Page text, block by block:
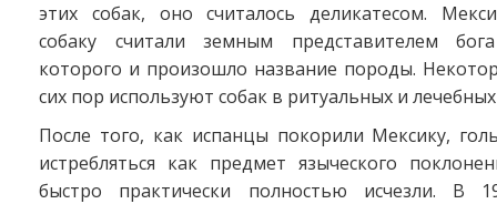
этих собак, оно считалось деликатесом.
собаку считали земным представителем
которого и произошло название породы.
сих пор используют собак в ритуальных и
После того, как испанцы покорили Мексику,
истребляться как предмет языческого
быстро практически полностью исчезли. В